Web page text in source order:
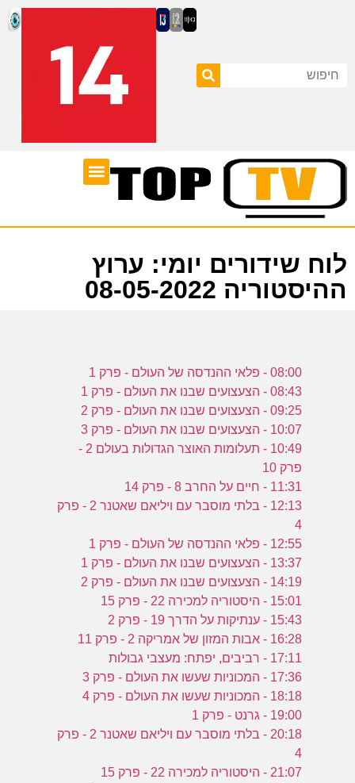
לוח שידורים יומי: ערוץ
ההיסטוריה 08-05-2022
08:00 - פלאי ההנדסה של העולם - פרק 1
08:43 - הצעצועים שבנו את העולם - פרק 1
09:25 - הצעצועים שבנו את העולם - פרק 2
10:07 - הצעצועים שבנו את העולם - פרק 3
10:49 - תעלומות האוצר הגדולות בעולם 2 -
פרק 10
11:31 - חיים על החרב 8 - פרק 14
12:13 - בלתי מוסבר עם ויליאם שאטנר 2 - פרק
4
12:55 - פלאי ההנדסה של העולם - פרק 1
13:37 - הצעצועים שבנו את העולם - פרק 1
14:19 - הצעצועים שבנו את העולם - פרק 2
15:01 - היסטוריה למכירה 22 - פרק 15
15:43 - ענתיקות על הדרך 19 - פרק 2
16:28 - אבות המזון של אמריקה 2 - פרק 11
17:11 - רביבים, יפתח: מעצבי גבולות
17:36 - המכוניות שעשו את העולם - פרק 3
18:18 - המכוניות שעשו את העולם - פרק 4
19:00 - גרנט - פרק 1
20:18 - בלתי מוסבר עם ויליאם שאטנר 2 - פרק
4
21:07 - היסטוריה למכירה 22 - פרק 15